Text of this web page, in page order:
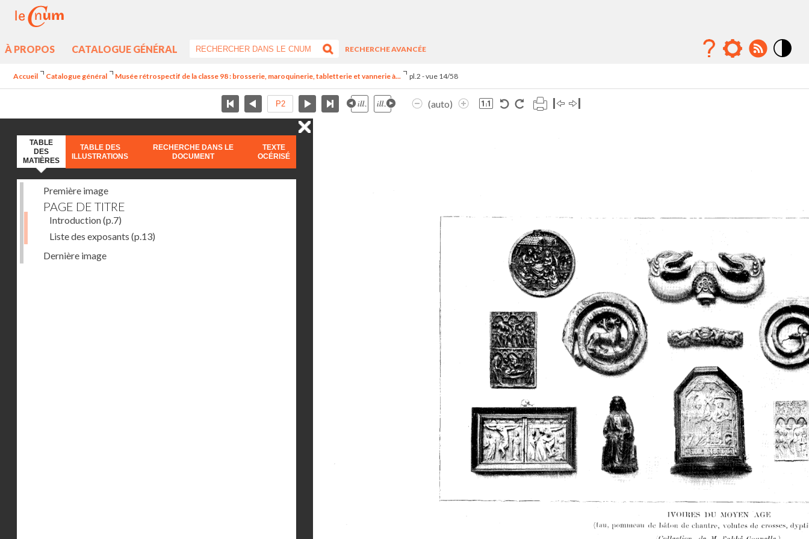
À PROPOS CATALOGUE GÉNÉRAL
RECHERCHE AVANCÉE
Accueil Catalogue général Musée rétrospectif de la classe 98 : brosserie, maroquinerie, tabletterie et vannerie à... pl.2 - vue 14/58
(auto)
TABLE
DES
MATIÈRES
TABLE DES
ILLUSTRATIONS
RECHERCHE DANS LE
DOCUMENT
TEXTE
OCÉRISÉ
Première image
PAGE DE TITRE
Introduction(p.7)
Liste des exposants (p.13)
Dernière image